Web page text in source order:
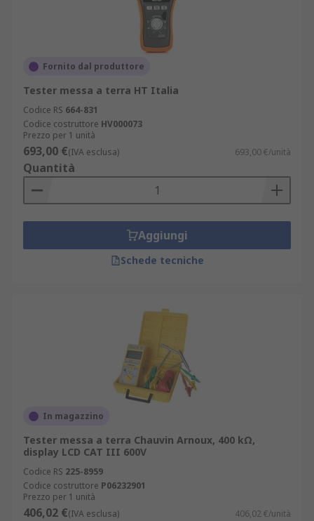
Fornito dal produttore
Tester messa a terra HT Italia
Codice RS 664-831
Codice costruttore HV000073
Prezzo per 1 unità
693,00 €(IVA esclusa) 693,00 €/unità
Quantità
Aggiungi
Schede tecniche
In magazzino
Tester messa a terra Chauvin Arnoux, 400 kΩ,
display LCD CAT III 600V
Codice RS 225-8959
Codice costruttore P06232901
Prezzo per 1 unità
406,02 €(IVA esclusa) 406,02 €/unità